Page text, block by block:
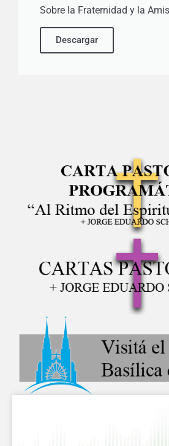
Sobre la Fraternidad y la
Descargar